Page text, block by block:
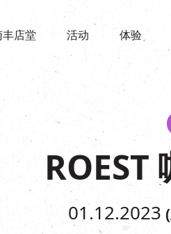
店堂
商店
活动
世界之約
体验
走进南丰纱厂
CHAT六厂
ROEST
01.12.2023